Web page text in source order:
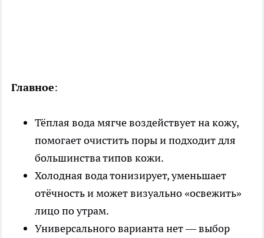
Главное:
Тёплая вода мягче воздействует на кожу,
помогает очистить поры и подходит для
большинства типов кожи.
Холодная вода тонизирует, уменьшает
отёчность и может визуально «освежить»
лицо по утрам.
Универсального варианта нет — выбор